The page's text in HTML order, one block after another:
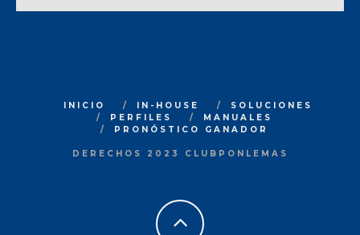
INICIO IN-HOUSE
SOLUCIONES
PERFILES
MANUALES
PRONÓSTICO GANADOR
DERECHOS 2023 CLUBPONLEMAS